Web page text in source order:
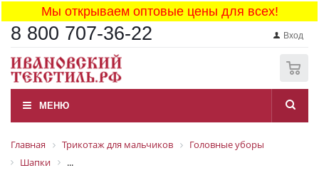
Мы открываем оптовые цены для всех!
8 800 707-36-22 Вход
МЕНЮ
Главная Трикотаж для мальчиков
Головные уборы
Шапки
...